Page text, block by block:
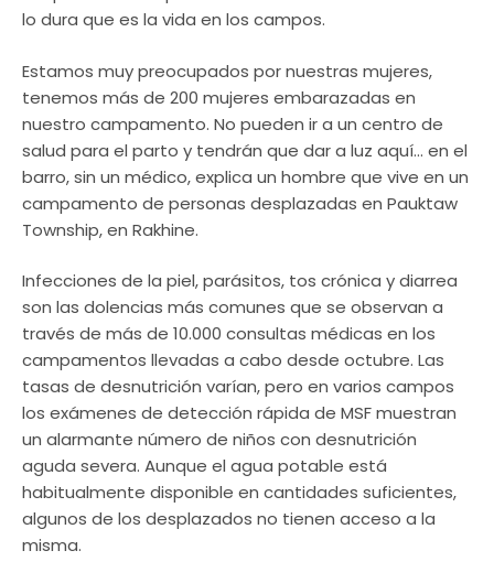
lo dura que es la vida en los campos.
Estamos muy preocupados por nuestras mujeres,
tenemos más de 200 mujeres embarazadas en
nuestro campamento. No pueden ir a un centro de
salud para el parto y tendrán que dar a luz aquí… en el
barro, sin un médico, explica un hombre que vive en un
campamento de personas desplazadas en Pauktaw
Township, en Rakhine.
Infecciones de la piel, parásitos, tos crónica y diarrea
son las dolencias más comunes que se observan a
través de más de 10.000 consultas médicas en los
campamentos llevadas a cabo desde octubre. Las
tasas de desnutrición varían, pero en varios campos
los exámenes de detección rápida de MSF muestran
un alarmante número de niños con desnutrición
aguda severa. Aunque el agua potable está
habitualmente disponible en cantidades suficientes,
algunos de los desplazados no tienen acceso a la
misma.